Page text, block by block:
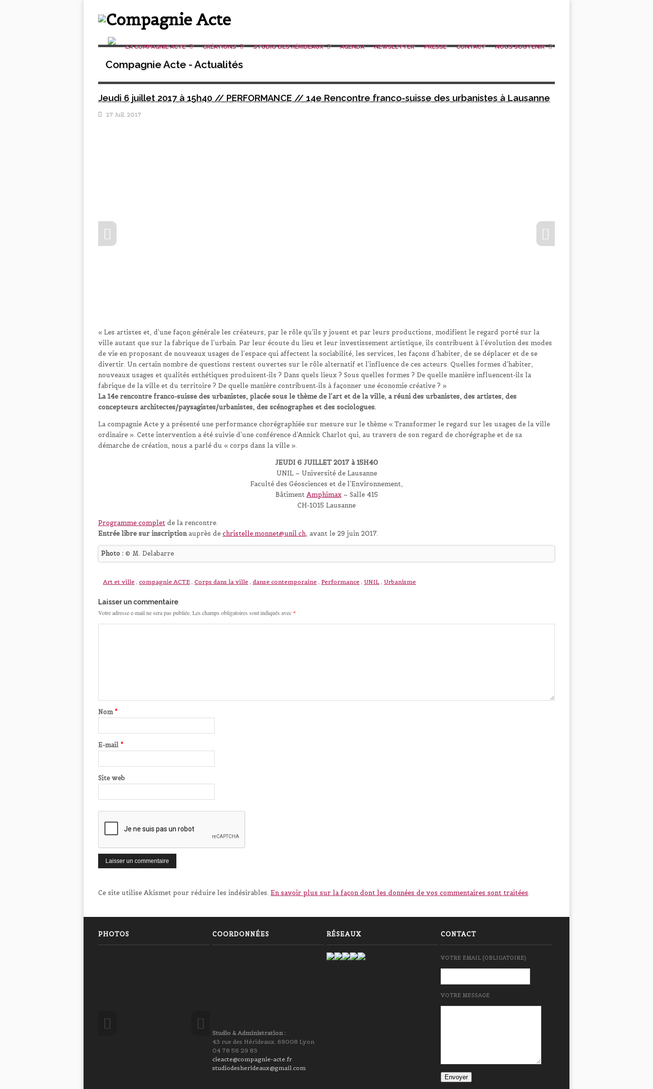
LA COMPAGNIE ACTE CRÉATIONS STUDIO DES HÉRIDEAUX AGENDA NEWSLETTER PRESSE CONTACT NOUS SOUTENIR
Compagnie Acte - Actualités
Jeudi 6 juillet 2017 à 15h40 // PERFORMANCE // 14e Rencontre franco-suisse des urbanistes à Lausanne
27 Juil, 2017
info heading
info content
« Les artistes et, d’une façon générale les créateurs, par le rôle qu’ils y jouent et par leurs productions, modifient le regard porté sur la
ville autant que sur la fabrique de l’urbain. Par leur écoute du lieu et leur investissement artistique, ils contribuent à l’évolution des modes
de vie en proposant de nouveaux usages de l’espace qui affectent la sociabilité, les services, les façons d’habiter, de se déplacer et de se
divertir. Un certain nombre de questions restent ouvertes sur le rôle alternatif et l’influence de ces acteurs. Quelles formes d’habiter,
nouveaux usages et qualités esthétiques produisent-ils ? Dans quels lieux ? Sous quelles formes ? De quelle manière influencent-ils la
fabrique de la ville et du territoire ? De quelle manière contribuent-ils à façonner une économie créative ? »
La 14e rencontre franco-suisse des urbanistes, placée sous le thème de l’art et de la ville, a réuni des urbanistes, des artistes, des
concepteurs architectes/paysagistes/urbanistes, des scénographes et des sociologues.
La compagnie Acte y a présenté une performance chorégraphiée sur mesure sur le thème « Transformer le regard sur les usages de la ville
ordinaire ». Cette intervention a été suivie d’une conférence d’Annick Charlot qui, au travers de son regard de chorégraphe et de sa
démarche de création, nous a parlé du « corps dans la ville ».
JEUDI 6 JUILLET 2017 à 15H40
UNIL – Université de Lausanne
Faculté des Géosciences et de l’Environnement,
Bâtiment Amphimax– Salle 415
CH-1015 Lausanne
Programme complet de la rencontre.
Entrée libre sur inscriptionauprès de christelle.monnet@unil.ch, avant le 29 juin 2017.
Photo : © M. Delabarre
Art et ville compagnie ACTE Corps dans la ville danse contemporaine Performance UNIL Urbanisme
Laisser un commentaire
Votre adresse e-mail ne sera pas publiée. Les champs obligatoires sont indiqués avec *
Nom*
E-mail *
Site web
Ce site utilise Akismet pour réduire les indésirables. En savoir plus sur la façon dont les données de vos commentaires sont traitées.
PHOTOS COORDONNÉES
Studio & Administration :
43 rue des Hérideaux, 69008 Lyon
04 78 56 29 83
cieacte@compagnie-acte.fr
studiodesherideaux@gmail.com
RÉSEAUX CONTACT
VOTRE EMAIL (OBLIGATOIRE)
VOTRE MESSAGE